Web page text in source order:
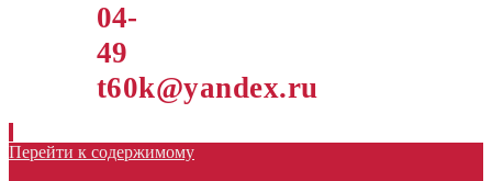
04-
49
t60k@yandex.ru
Перейти к содержимому